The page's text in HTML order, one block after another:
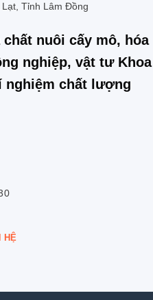
Tỉnh Lâm Đồng
nuôi cấy mô, hóa
nghiệp, vật tư Khoa
nghiệm chất lượng
HỆ